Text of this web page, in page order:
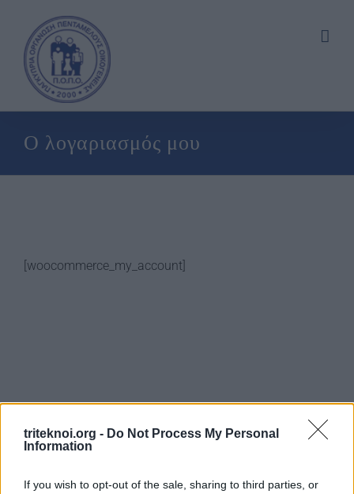
triteknoi.org - Do Not Process My Personal
Information
If you wish to opt-out of the sale, sharing to third parties, or
content
Ο λογαριασμός μου
[woocommerce_my_account]
ΓΙΑ ΕΜΑΣ
Καλωσορίσατε στην ιστοσελίδα της παγκύπριας οργάνωσης